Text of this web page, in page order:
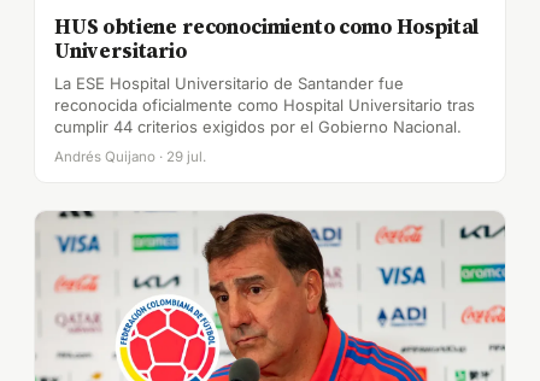
HUS obtiene reconocimiento como Hospital
Universitario
La ESE Hospital Universitario de Santander fue
reconocida oficialmente como Hospital Universitario tras
cumplir 44 criterios exigidos por el Gobierno Nacional.
Andrés Quijano · 29 jul.